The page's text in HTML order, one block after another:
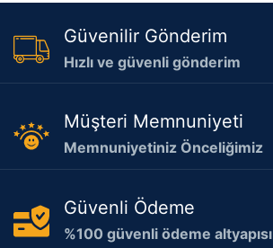
Güvenilir Gönderim
Hızlı ve güvenli gönderim
Müşteri Memnuniyeti
Memnuniyetiniz Önceliğimiz
Güvenli Ödeme
%100 güvenli ödeme altyapısı